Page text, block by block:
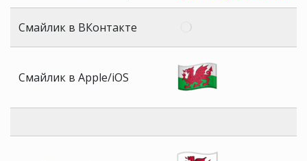
Смайлик в ВКонтакте
Смайлик в Apple/iOS